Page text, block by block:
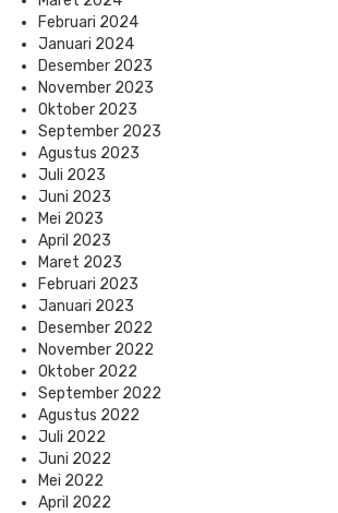
Februari 2024
Januari 2024
Desember 2023
November 2023
Oktober 2023
September 2023
Agustus 2023
Juli 2023
Juni 2023
Mei 2023
April 2023
Maret 2023
Februari 2023
Januari 2023
Desember 2022
November 2022
Oktober 2022
September 2022
Agustus 2022
Juli 2022
Juni 2022
Mei 2022
April 2022